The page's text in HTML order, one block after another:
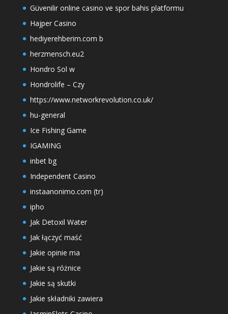
Güvenilir online casino ve spor bahis platformu
Hajper Casino
hediyerehberim.com b
herzmensch.eu2
Hondro Sol w
Hondrolife – Czy
https://www.networkrevolution.co.uk/
hu-general
Ice Fishing Game
IGAMING
inbet bg
Independent Casino
instaanonimo.com (tr)
ipho
Jak Detoxil Water
Jak łączyć maść
Jakie opinie ma
Jakie są różnice
Jakie są skutki
Jakie składniki zawiera